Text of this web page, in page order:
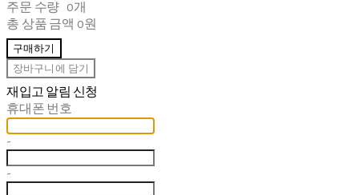
주문 수량
0개
총 상품 금액 0원
구매하기
장바구니에 담기
재입고 알림 신청
휴대폰 번호
-
-